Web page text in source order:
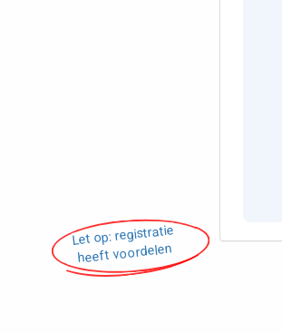
Let op: registratie
heeft voordelen